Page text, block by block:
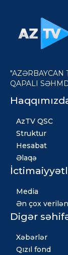
"AZƏRBAYCAN
QAPALI
AzTV QSC
Struktur
Hesabat
Əlaqə
Media
Ən çox
Digər
Xəbərlər
Qızıl fond